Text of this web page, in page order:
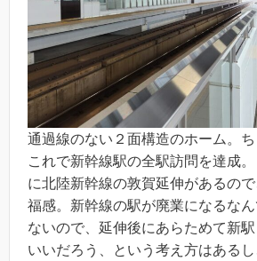
通過線のない２面構造のホーム。ち
これで新幹線駅の全駅訪問を達成
に北陸新幹線の敦賀延伸があるの
福感。新幹線の駅が廃業になるな
ないので、延伸後にあらためて新
いいだろう、という考え方はある